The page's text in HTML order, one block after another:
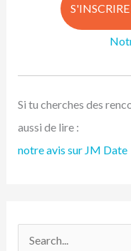
Si tu cherches des
aussi de lire :
notre avis sur JM Date